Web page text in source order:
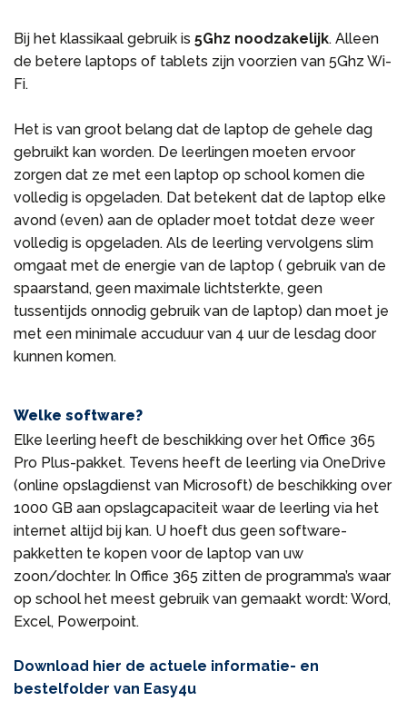
Bij het klassikaal gebruik is 5Ghz noodzakelijk. Alleen
de betere laptops of tablets zijn voorzien van 5Ghz Wi-
Fi.
Het is van groot belang dat de laptop de gehele dag
gebruikt kan worden. De leerlingen moeten ervoor
zorgen dat ze met een laptop op school komen die
volledig is opgeladen. Dat betekent dat de laptop elke
avond (even) aan de oplader moet totdat deze weer
volledig is opgeladen. Als de leerling vervolgens slim
omgaat met de energie van de laptop ( gebruik van de
spaarstand, geen maximale lichtsterkte, geen
tussentijds onnodig gebruik van de laptop) dan moet je
met een minimale accuduur van 4 uur de lesdag door
kunnen komen.
Welke software?
Elke leerling heeft de beschikking over het Office 365
Pro Plus-pakket. Tevens heeft de leerling via OneDrive
(online opslagdienst van Microsoft) de beschikking over
1000 GB aan opslagcapaciteit waar de leerling via het
internet altijd bij kan. U hoeft dus geen software-
pakketten te kopen voor de laptop van uw
zoon/dochter. In Office 365 zitten de programma’s waar
op school het meest gebruik van gemaakt wordt: Word,
Excel, Powerpoint.
Download hier de actuele informatie- en
bestelfolder van Easy4u